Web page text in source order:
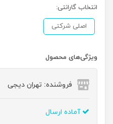
انتخاب گارانتی:
اصلی شرکتی
ویژگی‌های محصول
فروشنده: تهران دیجی
آماده ارسال